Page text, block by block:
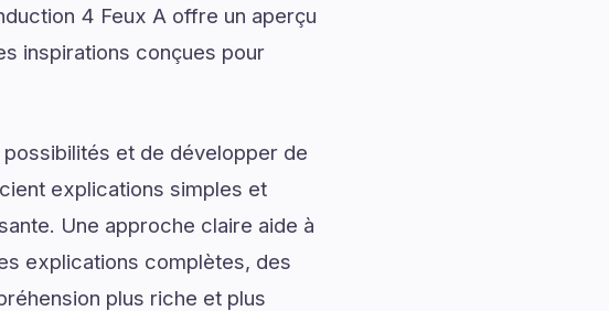
4 Feux A offre un aperçu
inspirations conçues pour
et de développer de
explications simples et
Une approche claire aide à
explications complètes, des
plus riche et plus